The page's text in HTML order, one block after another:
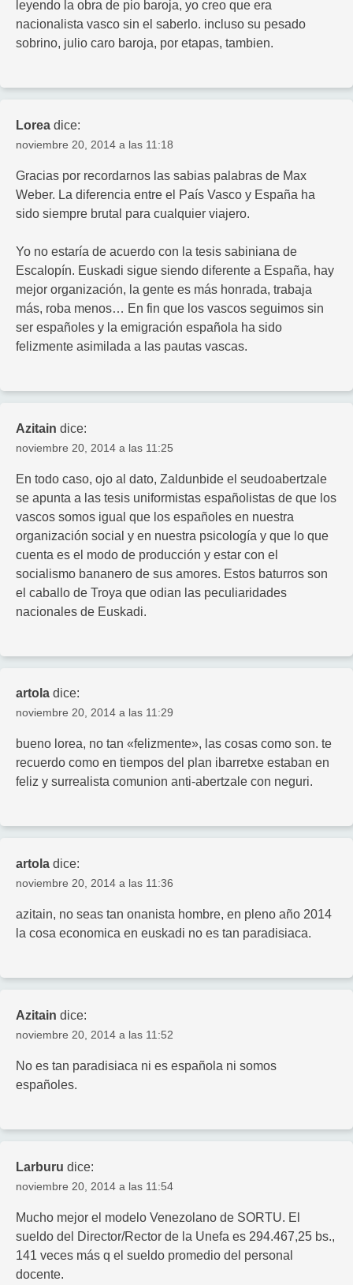
leyendo la obra de pio baroja, yo creo que era
nacionalista vasco sin el saberlo. incluso su pesado
sobrino, julio caro baroja, por etapas, tambien.
Lorea dice:
noviembre 20, 2014 a las 11:18
Gracias por recordarnos las sabias palabras de Max
Weber. La diferencia entre el País Vasco y España ha
sido siempre brutal para cualquier viajero.
Yo no estaría de acuerdo con la tesis sabiniana de
Escalopín. Euskadi sigue siendo diferente a España, hay
mejor organización, la gente es más honrada, trabaja
más, roba menos… En fin que los vascos seguimos sin
ser españoles y la emigración española ha sido
felizmente asimilada a las pautas vascas.
Azitain dice:
noviembre 20, 2014 a las 11:25
En todo caso, ojo al dato, Zaldunbide el seudoabertzale
se apunta a las tesis uniformistas españolistas de que los
vascos somos igual que los españoles en nuestra
organización social y en nuestra psicología y que lo que
cuenta es el modo de producción y estar con el
socialismo bananero de sus amores. Estos baturros son
el caballo de Troya que odian las peculiaridades
nacionales de Euskadi.
artola dice:
noviembre 20, 2014 a las 11:29
bueno lorea, no tan «felizmente», las cosas como son. te
recuerdo como en tiempos del plan ibarretxe estaban en
feliz y surrealista comunion anti-abertzale con neguri.
artola dice:
noviembre 20, 2014 a las 11:36
azitain, no seas tan onanista hombre, en pleno año 2014
la cosa economica en euskadi no es tan paradisiaca.
Azitain dice:
noviembre 20, 2014 a las 11:52
No es tan paradisiaca ni es española ni somos
españoles.
Larburu dice:
noviembre 20, 2014 a las 11:54
Mucho mejor el modelo Venezolano de SORTU. El
sueldo del Director/Rector de la Unefa es 294.467,25 bs.,
141 veces más q el sueldo promedio del personal
docente.